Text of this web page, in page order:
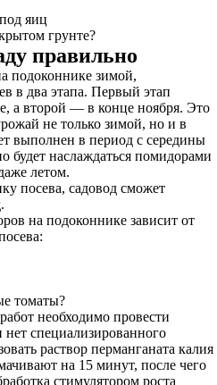
яиц
грунте?
правильно
подоконнике зимой,
в два этапа. Первый этап
а второй — в конце ноября. Это
не только зимой, но и в
выполнен в период с середины
будет наслаждаться помидорами
летом.
посева, садовод сможет
на подоконнике зависит от
томаты?
необходимо провести
специализированного
раствор перманганата калия
на 15 минут, после чего
стимулятором роста